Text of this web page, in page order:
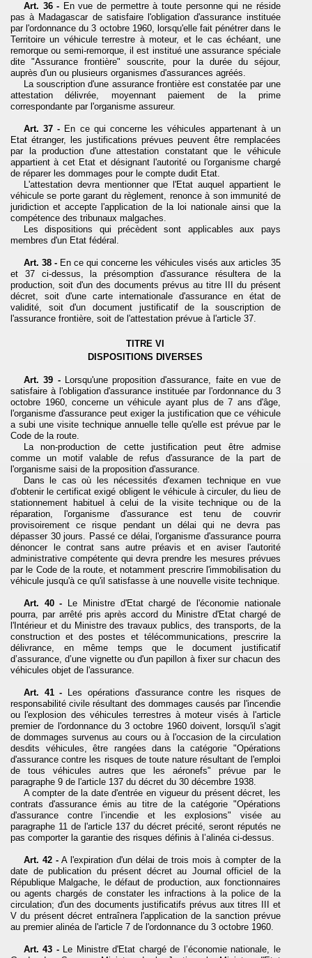
Art. 36 - En vue de permettre à toute personne qui ne réside
pas à Madagascar de satisfaire l'obligation d'assurance instituée
par l'ordonnance du 3 octobre 1960, lorsqu'elle fait pénétrer dans le
Territoire un véhicule terrestre à moteur, et le cas échéant, une
remorque ou semi-remorque, il est institué une assurance spéciale
dite "Assurance frontière" souscrite, pour la durée du séjour,
auprès d'un ou plusieurs organismes d'assurances agréés.
La souscription d'une assurance frontière est constatée par une
attestation délivrée, moyennant paiement de la prime
correspondante par l'organisme assureur.
Art. 37 - En ce qui concerne les véhicules appartenant à un
Etat étranger, les justifications prévues peuvent être remplacées
par la production d'une attestation constatant que le véhicule
appartient à cet Etat et désignant l'autorité ou l'organisme chargé
de réparer les dommages pour le compte dudit Etat.
L'attestation devra mentionner que l'Etat auquel appartient le
véhicule se porte garant du règlement, renonce à son immunité de
juridiction et accepte l'application de la loi nationale ainsi que la
compétence des tribunaux malgaches.
Les dispositions qui précèdent sont applicables aux pays
membres d'un Etat fédéral.
Art. 38 - En ce qui concerne les véhicules visés aux articles 35
et 37 ci-dessus, la présomption d'assurance résultera de la
production, soit d'un des documents prévus au titre III du présent
décret, soit d'une carte internationale d'assurance en état de
validité, soit d'un document justificatif de la souscription de
l'assurance frontière, soit de l'attestation prévue à l'article 37.
TITRE VI
DISPOSITIONS DIVERSES
Art. 39 -Lorsqu'une proposition d'assurance, faite en vue de
satisfaire à l'obligation d'assurance instituée par l'ordonnance du 3
octobre 1960, concerne un véhicule ayant plus de 7 ans d'âge,
l'organisme d'assurance peut exiger la justification que ce véhicule
a subi une visite technique annuelle telle qu'elle est prévue par le
Code de la route.
La non-production de cette justification peut être admise
comme un motif valable de refus d'assurance de la part de
l'organisme saisi de la proposition d'assurance.
Dans le cas où les nécessités d'examen technique en vue
d'obtenir le certificat exigé obligent le véhicule à circuler, du lieu de
stationnement habituel à celui de la visite technique ou de la
réparation, l'organisme d'assurance est tenu de couvrir
provisoirement ce risque pendant un délai qui ne devra pas
dépasser 30 jours. Passé ce délai, l'organisme d'assurance pourra
dénoncer le contrat sans autre préavis et en aviser l'autorité
administrative compétente qui devra prendre les mesures prévues
par le Code de la route, et notamment prescrire l'immobilisation du
véhicule jusqu'à ce qu'il satisfasse à une nouvelle visite technique.
Art. 40 - Le Ministre d'Etat chargé de l'économie nationale
pourra, par arrêté pris après accord du Ministre d'Etat chargé de
l'Intérieur et du Ministre des travaux publics, des transports, de la
construction et des postes et télécommunications, prescrire la
délivrance, en même temps que le document justificatif
d’assurance, d’une vignette ou d'un papillon à fixer sur chacun des
véhicules objet de l'assurance.
Art. 41 - Les opérations d'assurance contre les risques de
responsabilité civile résultant des dommages causés par l'incendie
ou l'explosion des véhicules terrestres à moteur visés à l'article
premier de l'ordonnance du 3 octobre 1960 doivent, lorsqu'il s'agit
de dommages survenus au cours ou à l'occasion de la circulation
desdits véhicules, être rangées dans la catégorie "Opérations
d'assurance contre les risques de toute nature résultant de l'emploi
de tous véhicules autres que les aéronefs" prévue par le
paragraphe 9 de l'article 137 du décret du 30 décembre 1938.
A compter de la date d'entrée en vigueur du présent décret, les
contrats d'assurance émis au titre de la catégorie "Opérations
d'assurance contre l’incendie et les explosions" visée au
paragraphe 11 de l'article 137 du décret précité, seront réputés ne
pas comporter la garantie des risques définis à l’alinéa ci-dessus.
Art. 42 - A l'expiration d'un délai de trois mois à compter de la
date de publication du présent décret au Journal officiel de la
République Malgache, le défaut de production, aux fonctionnaires
ou agents chargés de constater les infractions à la police de la
circulation; d'un des documents justificatifs prévus aux titres III et
V du présent décret entraînera l'application de la sanction prévue
au premier alinéa de l'article 7 de l'ordonnance du 3 octobre 1960.
Art. 43 -Le Ministre d'Etat chargé de l’économie nationale, le